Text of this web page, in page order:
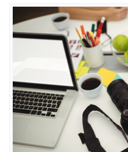
Bất động sản
Khởi nghiệp